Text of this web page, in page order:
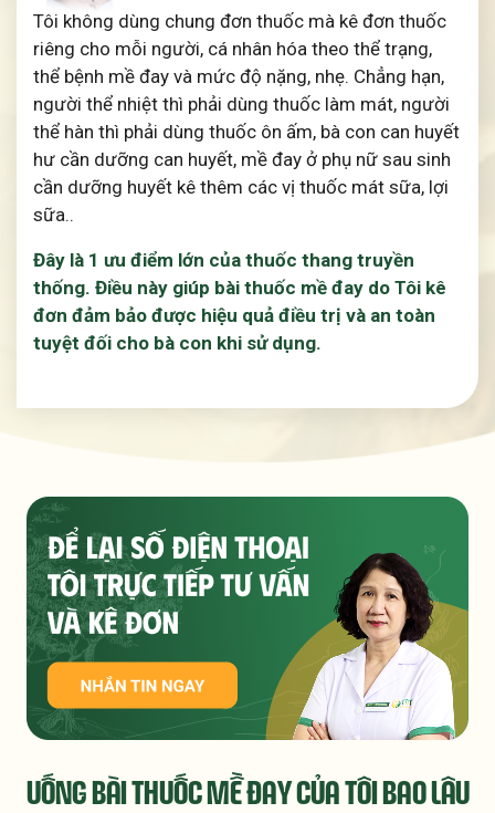
Tôi không dùng chung đơn thuốc mà kê đơn thuốc
riêng cho mỗi người, cá nhân hóa theo thể trạng,
thể bệnh mề đay và mức độ nặng, nhẹ. Chẳng hạn,
người thể nhiệt thì phải dùng thuốc làm mát, người
thể hàn thì phải dùng thuốc ôn ấm, bà con can huyết
hư cần dưỡng can huyết, mề đay ở phụ nữ sau sinh
cần dưỡng huyết kê thêm các vị thuốc mát sữa, lợi
sữa..
Đây là 1 ưu điểm lớn của thuốc thang truyền
thống. Điều này giúp bài thuốc mề đay do Tôi kê
đơn đảm bảo được hiệu quả điều trị và an toàn
tuyệt đối cho bà con khi sử dụng.
UỐNG BÀI THUỐC MỀ ĐAY CỦA TÔI BAO LÂU